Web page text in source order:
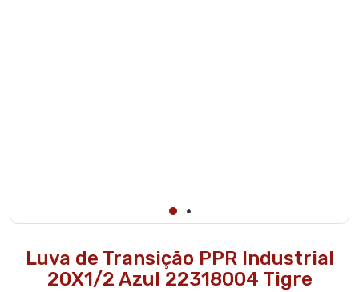
Luva de Transição PPR Industrial
20X1/2 Azul 22318004 Tigre